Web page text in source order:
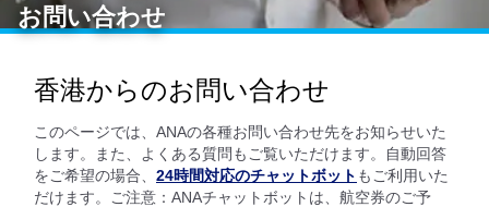
お問い合わせ
香港からのお問い合わせ
このページでは、ANAの各種お問い合わせ先をお知らせいた
します。また、よくある質問もご覧いただけます。自動回答
をご希望の場合、 24時間対応のチャットボット もご利用いた
だけます。ご注意：ANAチャットボットは、航空券のご予